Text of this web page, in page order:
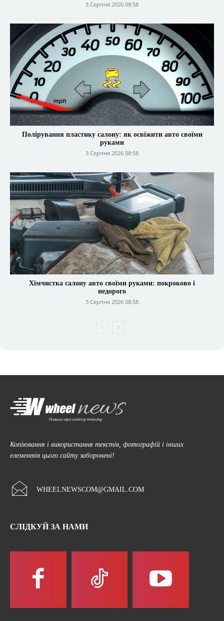
3 Серпня 2026 08:58
Полірування пластику салону: як освіжити авто своїми
руками
3 Серпня 2026 08:58
Хімчистка салону авто своїми руками: покроково і
недорого
3 Серпня 2026 08:58
Копіювання і використання текстів, фотографій і інших
елементів цього сайту заборонені!
WHEELNEWSCOM@GMAIL.COM
СЛІДКУЙ ЗА НАМИ